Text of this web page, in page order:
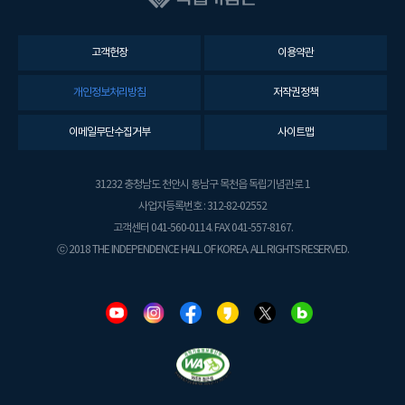
고객헌장 이용약관
개인정보처리방침 저작권정책
이메일무단수집거부 사이트맵
31232 충청남도 천안시 동남구 목천읍 독립기념관로 1
사업자등록번호 : 312-82-02552
고객센터 041-560-0114. FAX 041-557-8167.
ⓒ 2018 THE INDEPENDENCE HALL OF KOREA. ALL RIGHTS RESERVED.